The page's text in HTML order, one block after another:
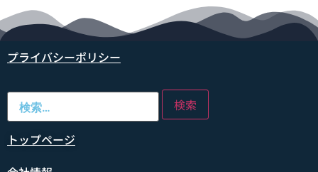
プライバシーポリシー
トップページ